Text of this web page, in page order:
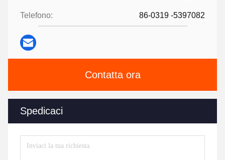
Telefono: 86-0319 -5397082
Contatta ora
Spedicaci